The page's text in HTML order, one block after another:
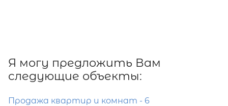
Я могу предложить Вам
следующие объекты:
Продажа квартир и комнат - 6